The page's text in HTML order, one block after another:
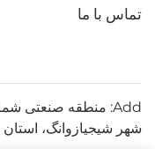
تماس با ما
شهر شیجیازوانگ، استان